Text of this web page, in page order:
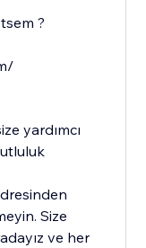
?
yardımcı
Size
ve her